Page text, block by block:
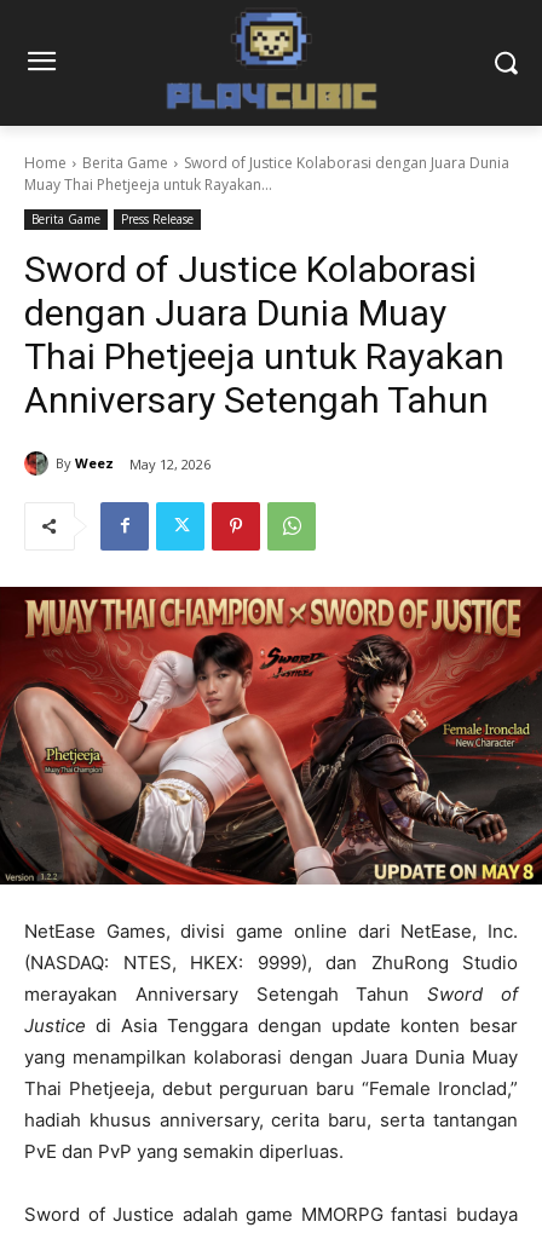
Home Berita Game
Sword of Justice Kolaborasi dengan Juara Dunia
Muay Thai Phetjeeja untuk Rayakan...
Berita Game Press Release
Sword of Justice Kolaborasi
dengan Juara Dunia Muay
Thai Phetjeeja untuk Rayakan
Anniversary Setengah Tahun
By Weez May 12, 2026
NetEase Games, divisi game online dari NetEase, Inc.
(NASDAQ: NTES, HKEX: 9999), dan ZhuRong Studio
merayakan Anniversary Setengah TahunSword of
Justice di Asia Tenggara dengan update konten besar
yang menampilkan kolaborasi dengan Juara Dunia Muay
Thai Phetjeeja, debut perguruan baru “Female Ironclad,”
hadiah khusus anniversary, cerita baru, serta tantangan
PvE dan PvP yang semakin diperluas.
Sword of Justice adalah game MMORPG fantasi budaya